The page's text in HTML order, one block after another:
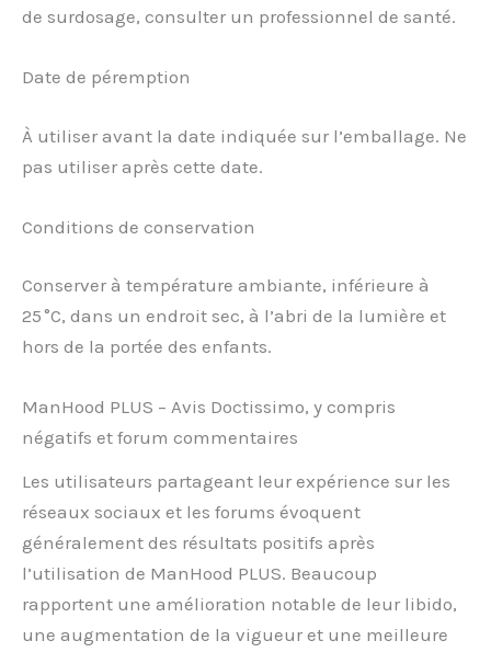
de surdosage, consulter un professionnel de santé.
Date de péremption
À utiliser avant la date indiquée sur l’emballage. Ne
pas utiliser après cette date.
Conditions de conservation
Conserver à température ambiante, inférieure à
25 °C, dans un endroit sec, à l’abri de la lumière et
hors de la portée des enfants.
ManHood PLUS – Avis Doctissimo, y compris
négatifs et forum commentaires
Les utilisateurs partageant leur expérience sur les
réseaux sociaux et les forums évoquent
généralement des résultats positifs après
l’utilisation de ManHood PLUS. Beaucoup
rapportent une amélioration notable de leur libido,
une augmentation de la vigueur et une meilleure